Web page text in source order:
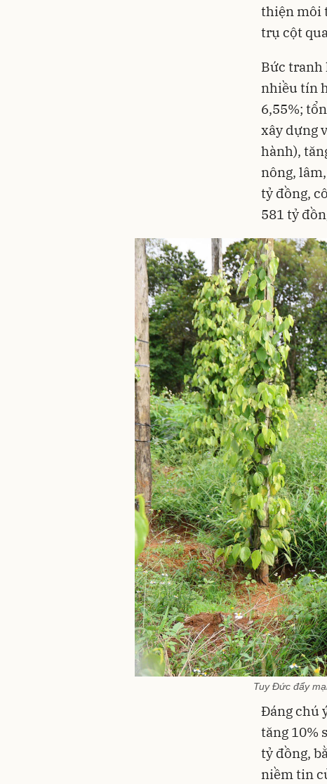
thiện môi
trụ cột
Bức tranh
nhiều tín
6,55%;
xây dựng
hành),
nông,
tỷ đồng,
581 tỷ
Tuy Đức đẩy
Đáng chú
tăng 10%
tỷ đồng,
niềm tin